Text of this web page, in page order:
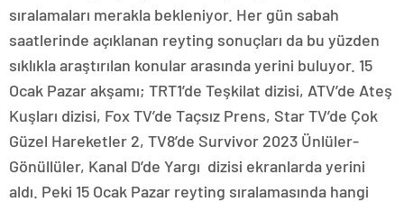
sıralamaları merakla bekleniyor. Her gün sabah
saatlerinde açıklanan reyting sonuçları da bu yüzden
sıklıkla araştırılan konular arasında yerini buluyor. 15
Ocak Pazar akşamı; TRT1’de Teşkilat dizisi, ATV’de Ateş
Kuşları dizisi, Fox TV’de Taçsız Prens, Star TV’de Çok
Güzel Hareketler 2, TV8’de Survivor 2023 Ünlüler-
Gönüllüler, Kanal D’de Yargı dizisi ekranlarda yerini
aldı. Peki 15 Ocak Pazar reyting sıralamasında hangi